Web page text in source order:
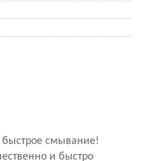
смывание!
и быстро